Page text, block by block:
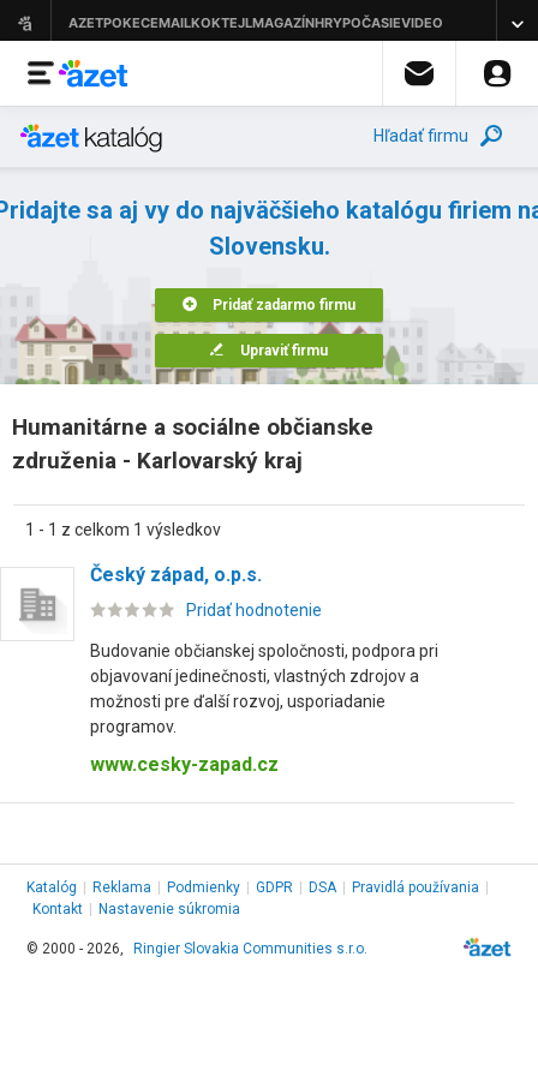
Hľadať firmu
sa aj vy do najväčšieho katalógu firiem
Slovensku.
Pridať zadarmo firmu
Upraviť firmu
Humanitárne a sociálne občianske
združenia - Karlovarský kraj
1 - 1 z celkom 1 výsledkov
Český západ, o.p.s.
Pridať hodnotenie
Budovanie občianskej spoločnosti, podpora pri
objavovaní jedinečnosti, vlastných zdrojov a
možnosti pre ďalší rozvoj, usporiadanie
programov.
www.cesky-zapad.cz
Katalóg Reklama Podmienky GDPR DSA Pravidlá používania
Kontakt
Nastavenie súkromia
© 2000 - 2026, Ringier Slovakia Communities s.r.o.